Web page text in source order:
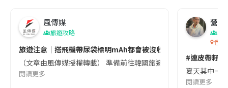
風傳媒
旅遊攻略
旅遊注意｜搭飛機帶尿袋標明mAh都會被沒收😱出發前切記檢查
（文章由風傳媒授權轉載） 準備前往韓國旅遊的民眾，近期要
閱讀更多
營養
香港
#連皮帶籽
夏天其中一
閱讀更多